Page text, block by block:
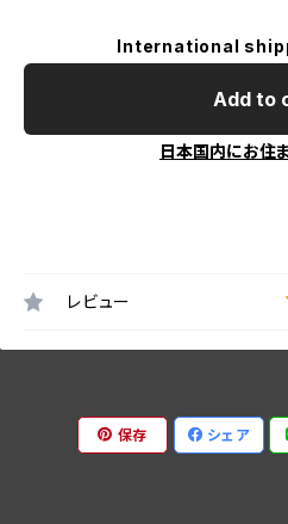
International
Add to
日本国内にお住
レビュー
保存 シェア